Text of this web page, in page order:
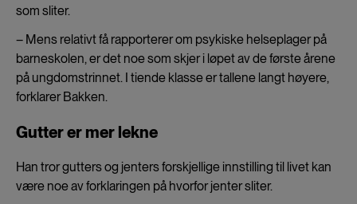
som sliter.
– Mens relativt få rapporterer om psykiske helseplager på
barneskolen, er det noe som skjer i løpet av de første årene
på ungdomstrinnet. I tiende klasse er tallene langt høyere,
forklarer Bakken.
Gutter er mer lekne
Han tror gutters og jenters forskjellige innstilling til livet kan
være noe av forklaringen på hvorfor jenter sliter.